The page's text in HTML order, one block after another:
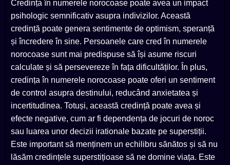
Credința în numerele norocoase poate avea un impact
psihologic semnificativ asupra indivizilor. Această
credință poate genera sentimente de optimism, speranță
și încredere în sine. Persoanele care cred în numerele
norocoase sunt mai predispuse să își asume riscuri
calculate și să persevereze în fața dificultăților. În plus,
credința în numerele norocoase poate oferi un sentiment
de control asupra destinului, reducând anxietatea și
incertitudinea. Totuși, această credință poate avea și
efecte negative, cum ar fi dependența de jocuri de noroc
sau luarea unor decizii irationale bazate pe superstiții.
Este important să menținem un echilibru sănătos și să nu
lăsăm credințele superstițioase să ne domine viața. Este